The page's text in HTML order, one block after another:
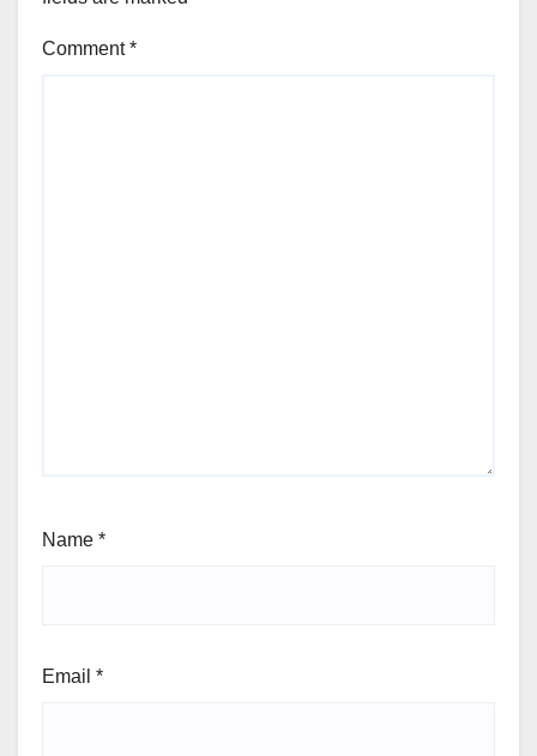
Comment*
Name *
Email *